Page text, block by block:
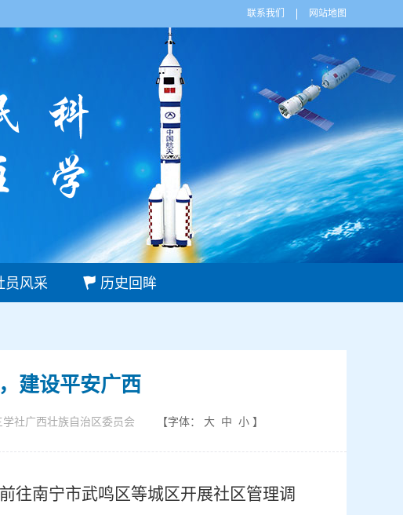
联系我们 网站地图
风采 历史回眸
建设平安广西
学社广西壮族自治区委员会 【字体： 大 中 小 】
往南宁市武鸣区等城区开展社区管理调